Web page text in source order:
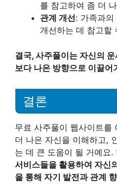
를 참고하여 좀 더
관계 개선: 가족과의
개선하는 데 참고할
결국, 사주풀이는 자신의
보다 나은 방향으로 이끌어
결론
무료 사주풀이 웹사이트를
더 나은 자신을 이해하고,
는 데 큰 도움이 될 거예요.
서비스들을 활용하여 자신
을 통해 자기 발전과 관계